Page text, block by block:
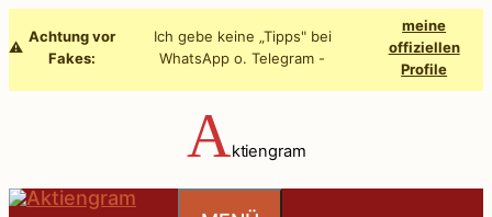
Inhalt
⚠️
Achtung vor
Fakes:
Ich gebe keine „Tipps" bei
WhatsApp o. Telegram -
meine
offiziellen
Profile
Aktiengram